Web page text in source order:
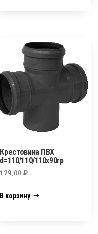
Крестовина ПВХ
d=110/110/110х90гр
129,00₽
В корзину